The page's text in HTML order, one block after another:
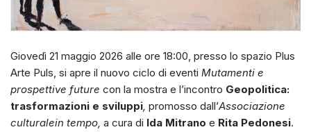
Giovedì 21 maggio 2026 alle ore 18:00, presso lo spazio Plus
Arte Puls, si apre il nuovo ciclo di eventi Mutamenti e
prospettive future con la mostra e l’incontro Geopolitica:
trasformazioni e sviluppi promosso dall’Associazione
culturalein tempo, a cura di Ida Mitrano e Rita Pedonesi.